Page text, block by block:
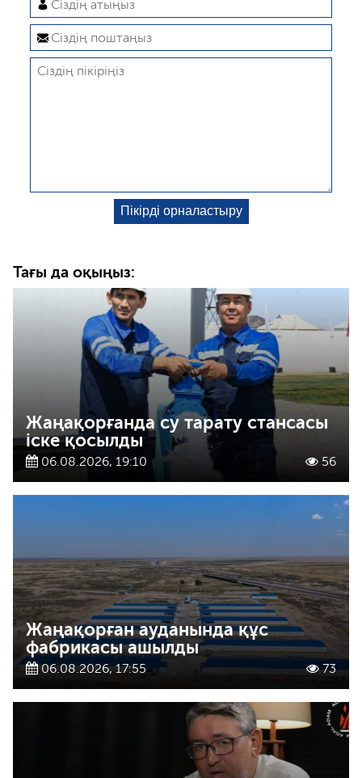
Тағы да оқыңыз:
Жаңақорғанда су тарату стансасы
іске қосылды
06.08.2026, 19:10 56
Жаңақорған ауданында құс
фабрикасы ашылды
06.08.2026, 17:55 73